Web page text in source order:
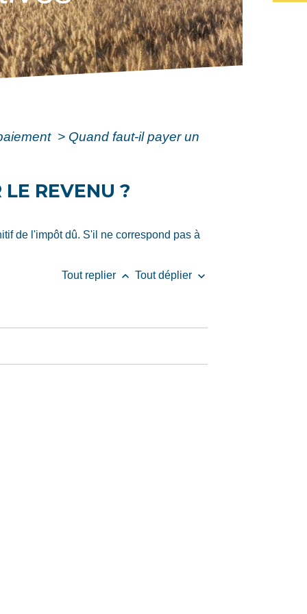
> Quand faut-il payer un
REVENU ?
de l'impôt dû. S'il ne correspond pas à
Tout replier keyboard_arrow_up Tout déplier keyboard_arrow_down